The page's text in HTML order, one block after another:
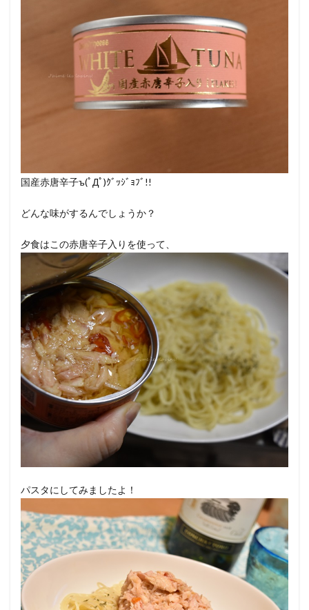
国産赤唐辛子ъ(ﾟДﾟ)ｸﾞｯｼﾞｮﾌﾞ!!
どんな味がするんでしょうか？
夕食はこの赤唐辛子入りを使って、
パスタにしてみましたよ！